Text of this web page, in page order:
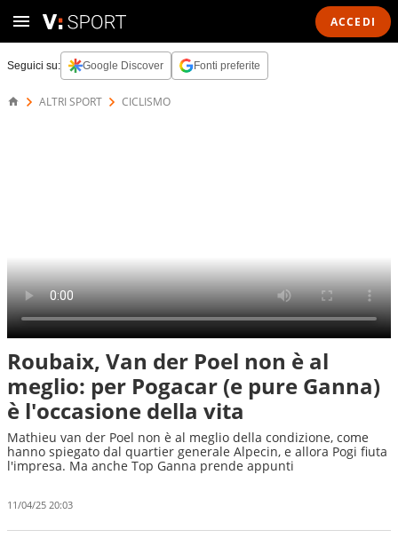
ACCEDI
Seguici su: Google Discover Fonti preferite
ALTRI SPORT CICLISMO
Roubaix, Van der Poel non è al
meglio: per Pogacar (e pure Ganna)
è l'occasione della vita
Mathieu van der Poel non è al meglio della condizione, come
hanno spiegato dal quartier generale Alpecin, e allora Pogi fiuta
l'impresa. Ma anche Top Ganna prende appunti
11/04/25 20:03